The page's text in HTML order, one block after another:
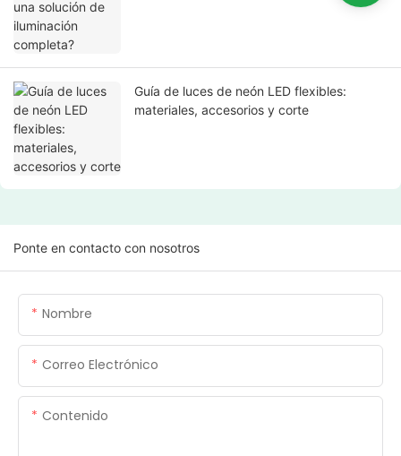
Guía de luces de neón LED flexibles:
materiales, accesorios y corte
Ponte en contacto con nosotros
Nombre
Correo Electrónico
Contenido